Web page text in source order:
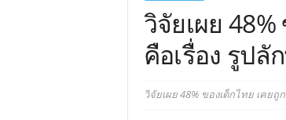
วิจัยเผย
คือเรื่อง รูปลั
วิจัยเผย 48% ของเด็กไทย เคย